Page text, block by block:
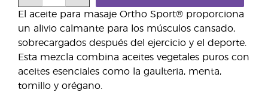
El aceite para masaje Ortho Sport® proporciona
un alivio calmante para los músculos cansado,
sobrecargados después del ejercicio y el deporte.
Esta mezcla combina aceites vegetales puros con
aceites esenciales como la gaulteria, menta,
tomillo y orégano.